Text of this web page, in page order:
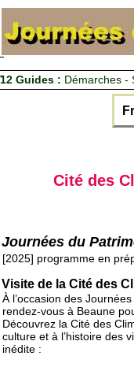
12 Guides : Démarches -
Cité des
Journées du
[2025] programme en
Visite de la Cité des
À l’occasion des
rendez-vous à Beaune
Découvrez la Cité des
culture et à l’histoire des
inédite :